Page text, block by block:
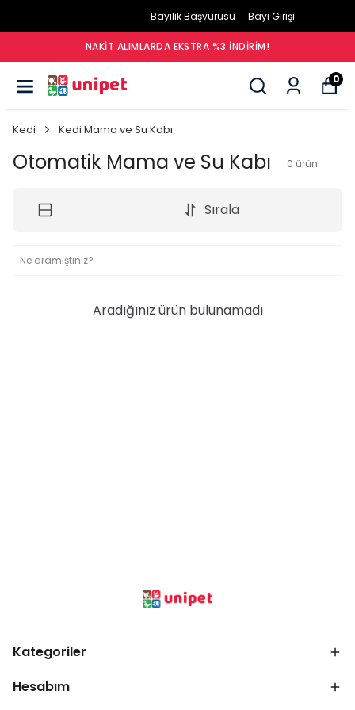
Bayilik Başvurusu Bayi Girişi
NAKIT ALIMLARDA EKSTRA %3 İNDIRIM!
0
Kedi Kedi Mama ve Su Kabı
Otomatik Mama ve Su Kabı 0 ürün
Sırala
Aradığınız ürün bulunamadı
Kategoriler
Hesabım